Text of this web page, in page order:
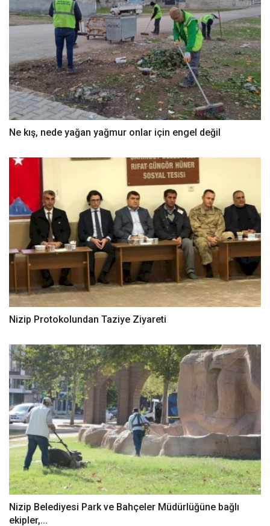
Ne kış, nede yağan yağmur onlar için engel değil
Nizip Protokolundan Taziye Ziyareti
Nizip Belediyesi Park ve Bahçeler Müdürlüğüne bağlı
ekipler,...